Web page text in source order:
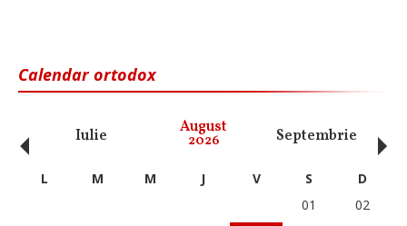
Calendar ortodox
Iulie August
2026 Septembrie
‹ L M M J V S
D
01
02